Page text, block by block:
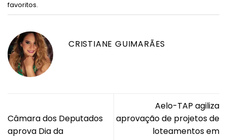
favoritos.
CRISTIANE GUIMARÃES
Câmara dos Deputados
aprova Dia da
Aelo-TAP agiliza
aprovação de projetos de
loteamentos em